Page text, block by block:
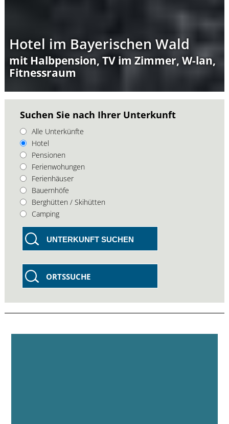
Hotel im Bayerischen Wald
mit Halbpension, TV im Zimmer, W-lan,
Fitnessraum
Suchen Sie nach Ihrer Unterkunft
Alle Unterkünfte
Hotel
Pensionen
Ferienwohungen
Ferienhäuser
Bauernhöfe
Berghütten / Skihütten
Camping
UNTERKUNFT SUCHEN
ORTSSUCHE